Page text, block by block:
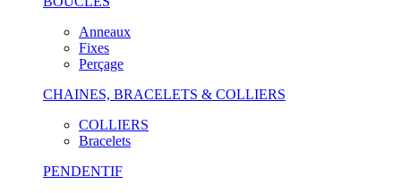
Anneaux
Fixes
Perçage
CHAINES, BRACELETS & COLLIERS
COLLIERS
Bracelets
PENDENTIF